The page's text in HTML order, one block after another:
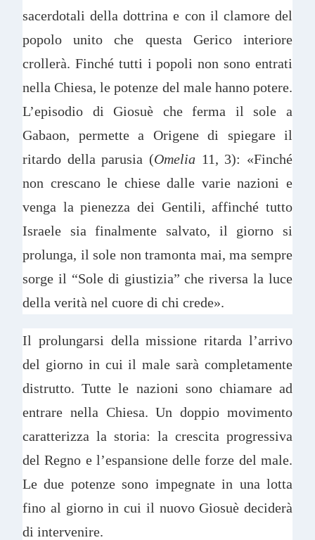
sacerdotali della dottrina e con il clamore del
popolo unito che questa Gerico interiore
crollerà. Finché tutti i popoli non sono entrati
nella Chiesa, le potenze del male hanno potere.
L’episodio di Giosuè che ferma il sole a
Gabaon, permette a Origene di spiegare il
ritardo della parusia (Omelia 11, 3): «Finché
non crescano le chiese dalle varie nazioni e
venga la pienezza dei Gentili, affinché tutto
Israele sia finalmente salvato, il giorno si
prolunga, il sole non tramonta mai, ma sempre
sorge il “Sole di giustizia” che riversa la luce
della verità nel cuore di chi crede».
Il prolungarsi della missione ritarda l’arrivo
del giorno in cui il male sarà completamente
distrutto. Tutte le nazioni sono chiamare ad
entrare nella Chiesa. Un doppio movimento
caratterizza la storia: la crescita progressiva
del Regno e l’espansione delle forze del male.
Le due potenze sono impegnate in una lotta
fino al giorno in cui il nuovo Giosuè deciderà
di intervenire.